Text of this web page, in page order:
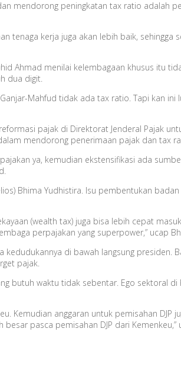
mendorong peningkatan tax ratio adalah
tenaga kerja juga akan lebih baik,
Ahmad menilai kelembagaan khusus itu
dua digit.
Mahfud tidak ada tax ratio. Tapi kan
pajak di Direktorat Jenderal Pajak
mendorong penerimaan pajak dan tax
ya, kemudian ekstensifikasi ada
Bhima Yudhistira. Isu pembentukan
(wealth tax) juga bisa lebih cepat
perpajakan yang superpower,” ucap
di bawah langsung presiden.
pajak.
waktu tidak sebentar. Ego sektoral
Kemudian anggaran untuk pemisahan
pasca pemisahan DJP dari Kemenkeu,”